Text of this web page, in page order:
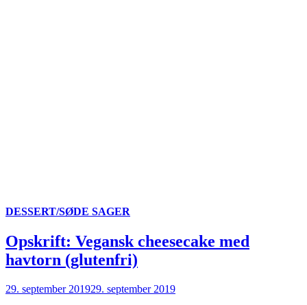
DESSERT/SØDE SAGER
Opskrift: Vegansk cheesecake med
havtorn (glutenfri)
29. september 201929. september 2019